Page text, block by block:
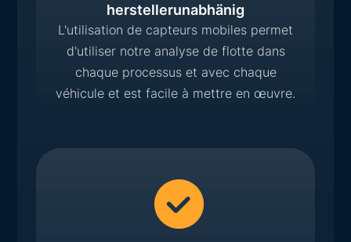
herstellerunabhänig
L'utilisation de capteurs mobiles permet
d'utiliser notre analyse de flotte dans
chaque processus et avec chaque
véhicule et est facile à mettre en œuvre.